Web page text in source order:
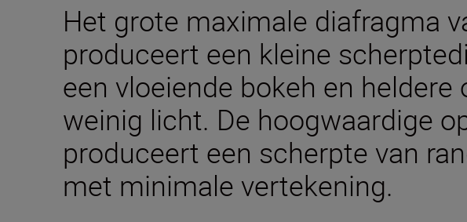
Het grote maximale diafragma
produceert een kleine
een vloeiende bokeh en heldere
weinig licht. De hoogwaardige
produceert een scherpte van
met minimale vertekening.